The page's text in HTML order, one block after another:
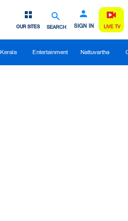
SEARCH SIGN IN
OUR SITES LIVE TV
Kerala Entertainment Nattuvartha